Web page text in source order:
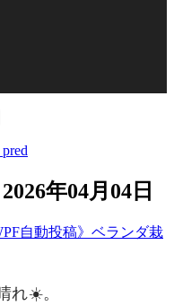
年04月04日
自動投稿》ベランダ栽
れ☀️。